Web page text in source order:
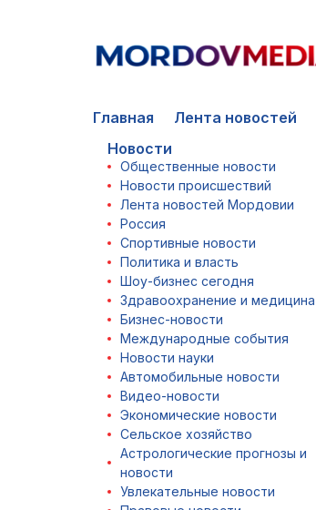
Главная Лента новостей
Новости
Общественные новости
Новости происшествий
Лента новостей Мордовии
Россия
Спортивные новости
Политика и власть
Шоу-бизнес сегодня
Здравоохранение и медицина
Бизнес-новости
Международные события
Новости науки
Автомобильные новости
Видео-новости
Экономические новости
Сельское хозяйство
Астрологические прогнозы и
новости
Увлекательные новости